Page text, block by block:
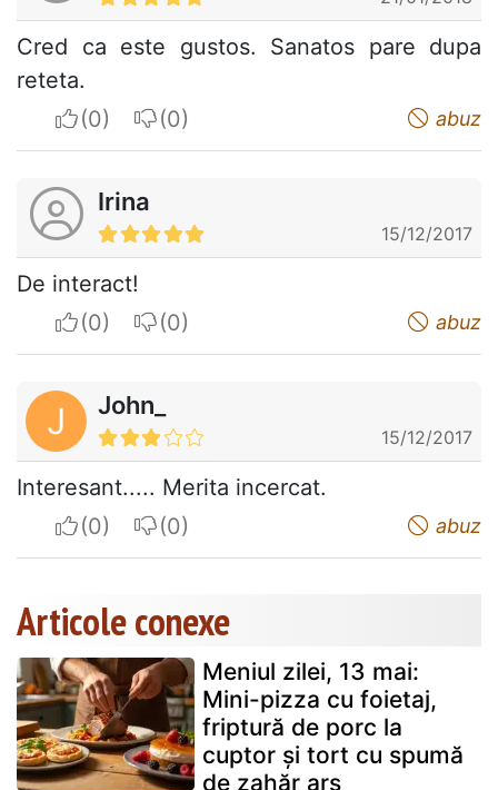
Cred ca este gustos. Sanatos pare dupa
reteta.
I apreciateI do not appreciate abuz
Irina
15/12/2017
De interact!
I apreciateI do not appreciate abuz
J John_
15/12/2017
Interesant..... Merita incercat.
I apreciateI do not appreciate abuz
Articole conexe
Meniul zilei, 13 mai:
Mini-pizza cu foietaj,
friptură de porc la
cuptor și tort cu spumă
de zahăr ars